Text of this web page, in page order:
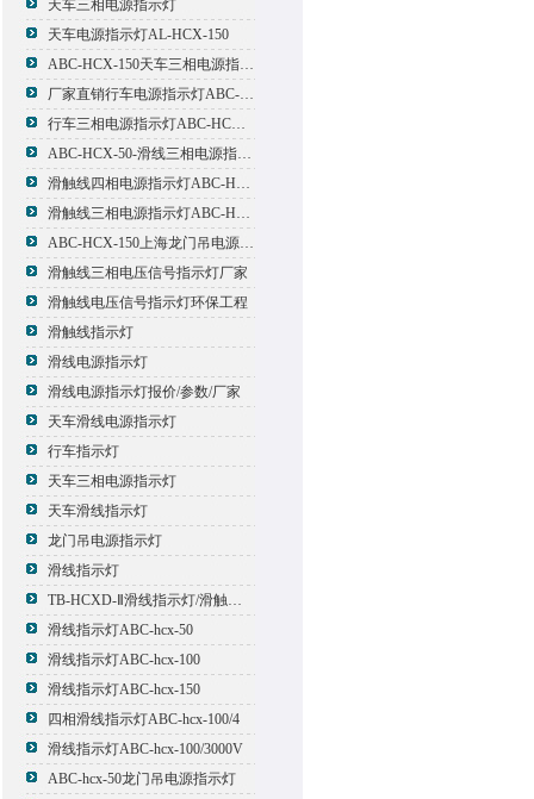
天车三相电源指示灯
天车电源指示灯AL-HCX-150
ABC-HCX-150天车三相电源指示灯出厂价格
厂家直销行车电源指示灯ABC-HCX-150
行车三相电源指示灯ABC-HCX-150
ABC-HCX-50-滑线三相电源指示灯厂家
滑触线四相电源指示灯ABC-HCX-100/4
滑触线三相电源指示灯ABC-HCX-100
ABC-HCX-150上海龙门吊电源指示灯
滑触线三相电压信号指示灯厂家
滑触线电压信号指示灯环保工程
滑触线指示灯
滑线电源指示灯
滑线电源指示灯报价/参数/厂家
天车滑线电源指示灯
行车指示灯
天车三相电源指示灯
天车滑线指示灯
龙门吊电源指示灯
滑线指示灯
TB-HCXD-Ⅱ滑线指示灯/滑触线指示灯
滑线指示灯ABC-hcx-50
滑线指示灯ABC-hcx-100
滑线指示灯ABC-hcx-150
四相滑线指示灯ABC-hcx-100/4
滑线指示灯ABC-hcx-100/3000V
ABC-hcx-50龙门吊电源指示灯